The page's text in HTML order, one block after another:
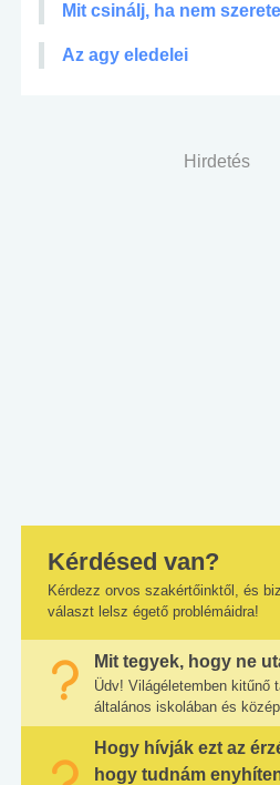
Mit csinálj, ha nem
Az agy eledelei
Hirdetés
Kérdésed van?
Kérdezz orvos szakértőinktől, és
választ lelsz égető problémáidra!
Mit tegyek, hogy ne
Üdv! Világéletemben kitűnő
általános iskolában és
Hogy hívják ezt az
hogy tudnám